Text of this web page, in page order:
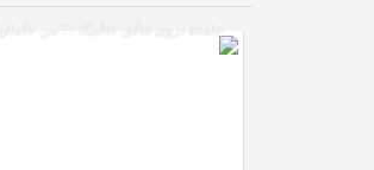
جامعة نزوى تتألق عالميًا: ٢١ من علمائها ضمن قائمة ستانفورد لِأفضل ٢٪ من الباحثين